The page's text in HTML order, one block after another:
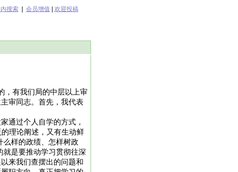
搜索| 会员增值 欢迎投稿
，有我们局的中层以上审
审同志。首先，我代表
通过个人自学的方式，
理论阐述，又有生动鲜
么样的政绩、怎样树政
就是要推动学习贯彻往深
来我们查摆出的问题和